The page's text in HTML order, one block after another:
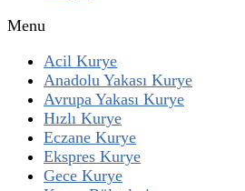
Menu
Acil Kurye
Anadolu Yakası Kurye
Avrupa Yakası Kurye
Hızlı Kurye
Eczane Kurye
Ekspres Kurye
Gece Kurye